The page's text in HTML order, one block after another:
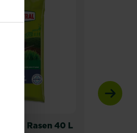
Erde Rasen 40 L